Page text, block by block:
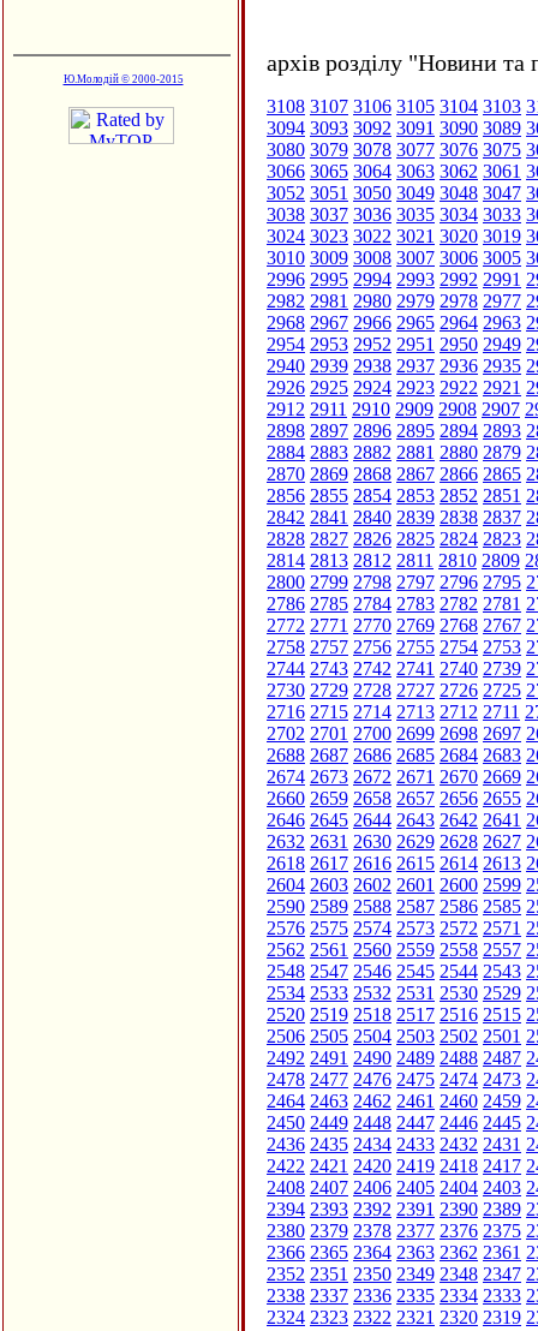
Ю.Молодій © 2000-2015
архів розділу "Новини та
3108 3107 3106 3105 3104 3103
3094 3093 3092 3091 3090 3089
3080 3079 3078 3077 3076 3075
3066 3065 3064 3063 3062 3061
3052 3051 3050 3049 3048 3047
3038 3037 3036 3035 3034 3033
3024 3023 3022 3021 3020 3019
3010 3009 3008 3007 3006 3005
2996 2995 2994 2993 2992 2991
2982 2981 2980 2979 2978 2977
2968 2967 2966 2965 2964 2963
2954 2953 2952 2951 2950 2949
2940 2939 2938 2937 2936 2935
2926 2925 2924 2923 2922 2921
2912 2911 2910 2909 2908 2907
2898 2897 2896 2895 2894 2893
2884 2883 2882 2881 2880 2879
2870 2869 2868 2867 2866 2865
2856 2855 2854 2853 2852 2851
2842 2841 2840 2839 2838 2837
2828 2827 2826 2825 2824 2823
2814 2813 2812 2811 2810 2809
2800 2799 2798 2797 2796 2795
2786 2785 2784 2783 2782 2781
2772 2771 2770 2769 2768 2767
2758 2757 2756 2755 2754 2753
2744 2743 2742 2741 2740 2739
2730 2729 2728 2727 2726 2725
2716 2715 2714 2713 2712 2711
2702 2701 2700 2699 2698 2697
2688 2687 2686 2685 2684 2683
2674 2673 2672 2671 2670 2669
2660 2659 2658 2657 2656 2655
2646 2645 2644 2643 2642 2641
2632 2631 2630 2629 2628 2627
2618 2617 2616 2615 2614 2613
2604 2603 2602 2601 2600 2599
2590 2589 2588 2587 2586 2585
2576 2575 2574 2573 2572 2571
2562 2561 2560 2559 2558 2557
2548 2547 2546 2545 2544 2543
2534 2533 2532 2531 2530 2529
2520 2519 2518 2517 2516 2515
2506 2505 2504 2503 2502 2501
2492 2491 2490 2489 2488 2487
2478 2477 2476 2475 2474 2473
2464 2463 2462 2461 2460 2459
2450 2449 2448 2447 2446 2445
2436 2435 2434 2433 2432 2431
2422 2421 2420 2419 2418 2417
2408 2407 2406 2405 2404 2403
2394 2393 2392 2391 2390 2389
2380 2379 2378 2377 2376 2375
2366 2365 2364 2363 2362 2361
2352 2351 2350 2349 2348 2347
2338 2337 2336 2335 2334 2333
2324 2323 2322 2321 2320 2319